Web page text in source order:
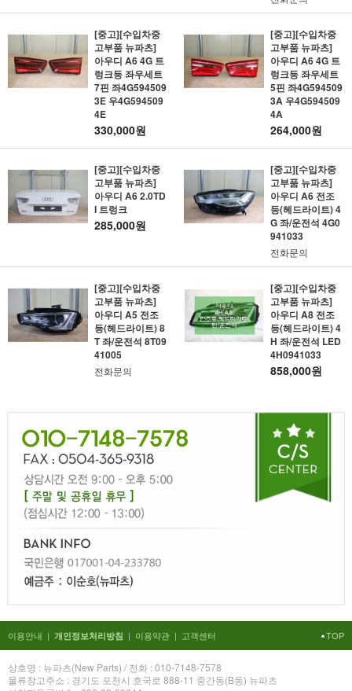
[중고][수입차중
고부품 뉴파츠]
아우디 A6 4G 트
렁크등 좌우세트
7핀 좌4G594509
3E 우4G594509
4E
330,000원
[중고][수입차중
고부품 뉴파츠]
아우디 A6 4G 트
렁크등 좌우세트
5핀 좌4G594509
3A 우4G594509
4A
264,000원
[중고][수입차중
고부품 뉴파츠]
아우디 A6 2.0TD
I 트렁크
285,000원
[중고][수입차중
고부품 뉴파츠]
아우디 A6 전조
등(헤드라이트) 4
G 좌/운전석 4G0
941033
전화문의
[중고][수입차중
고부품 뉴파츠]
아우디 A5 전조
등(헤드라이트) 8
T 좌/운전석 8T09
41005
전화문의
[중고][수입차중
고부품 뉴파츠]
아우디 A8 전조
등(헤드라이트) 4
H 좌/운전석 LED
4H0941033
858,000원
이용안내 | 개인정보처리방침 | 이용약관 | 고객센터 TOP
상호명 : 뉴파츠(New Parts) / 전화 : 010-7148-7578
물류창고주소 : 경기도 포천시 호국로 888-11 중간동(B동) 뉴파츠